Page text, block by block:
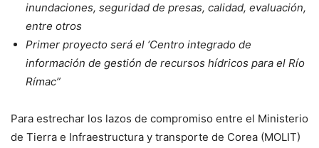
inundaciones, seguridad de presas, calidad, evaluación,
entre otros
Primer proyecto será el ‘Centro integrado de
información de gestión de recursos hídricos para el Río
Rímac”
Para estrechar los lazos de compromiso entre el Ministerio
de Tierra e Infraestructura y transporte de Corea (MOLIT)